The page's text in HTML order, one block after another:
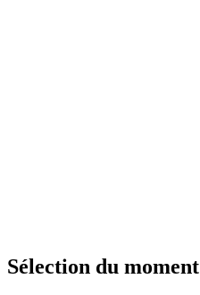
Sélection du moment